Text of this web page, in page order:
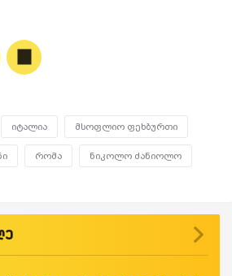
იტალია მსოფლიო ფეხბურთი
რომა ნიკოლო ძანიოლო